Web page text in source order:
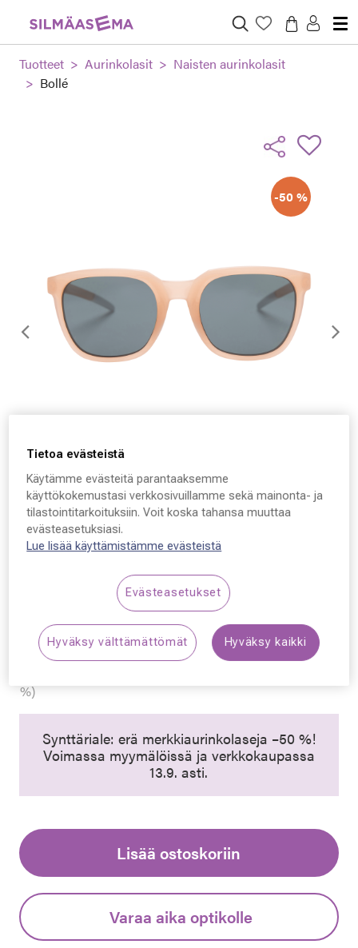
Tuotteet Aurinkolasit
Naisten aurinkolasit
Bollé
-50 %
Edellinen
Bollé
Bollé Talent BS017007
51 - 22 - 135
49,50 €
Hinta alennettu
99,00 €Alennettu hinta
%)
Synttäriale: erä merkkiaurinkolaseja –50 %!
Voimassa myymälöissä ja verkkokaupassa
13.9. asti.
Lisää ostoskoriin
Varaa aika optikolle
Tietoa evästeistä
Käytämme evästeitä parantaaksemme
käyttökokemustasi verkkosivuillamme sekä mainonta- ja
tilastointitarkoituksiin. Voit koska tahansa muuttaa
evästeasetuksiasi.
Lue lisää käyttämistämme evästeistä
Evästeasetukset
Hyväksy välttämättömät Hyväksy kaikki